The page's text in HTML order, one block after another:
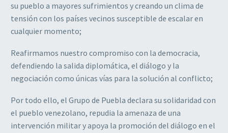
su pueblo a mayores sufrimientos y creando un clima de
tensión con los países vecinos susceptible de escalar en
cualquier momento;
Reafirmamos nuestro compromiso con la democracia,
defendiendo la salida diplomática, el diálogo y la
negociación como únicas vías para la solución al conflicto;
Por todo ello, el Grupo de Puebla declara su solidaridad con
el pueblo venezolano, repudia la amenaza de una
intervención militar y apoya la promoción del diálogo en el